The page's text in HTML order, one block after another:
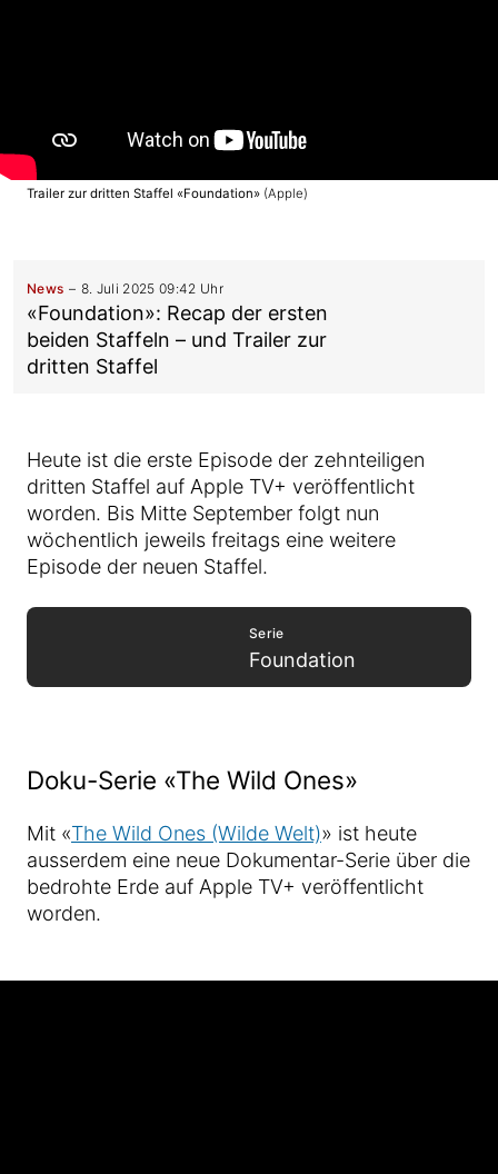
Trailer zur dritten Staffel «Foundation» (Apple)
News 8. Juli 2025 09:42 Uhr
«Foundation»: Recap der ersten
beiden Staffeln – und Trailer zur
dritten Staffel
Heute ist die erste Episode der zehnteiligen
dritten Staffel auf Apple TV+ veröffentlicht
worden. Bis Mitte September folgt nun
wöchentlich jeweils freitags eine weitere
Episode der neuen Staffel.
Serie
Foundation
Doku-Serie «The Wild Ones»
Mit «The Wild Ones (Wilde Welt)» ist heute
ausserdem eine neue Dokumentar-Serie über die
bedrohte Erde auf Apple TV+ veröffentlicht
worden.